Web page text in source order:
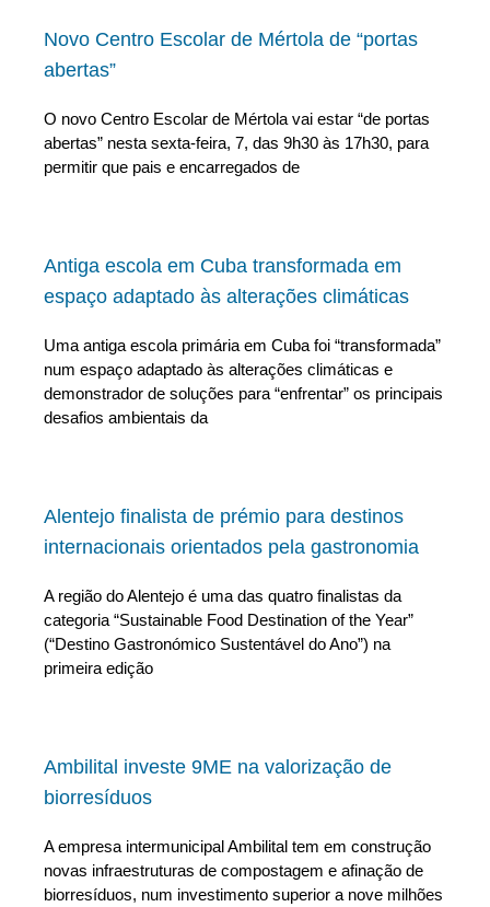
Novo Centro Escolar de Mértola de “portas
abertas”
O novo Centro Escolar de Mértola vai estar “de portas
abertas” nesta sexta-feira, 7, das 9h30 às 17h30, para
permitir que pais e encarregados de
Antiga escola em Cuba transformada em
espaço adaptado às alterações climáticas
Uma antiga escola primária em Cuba foi “transformada”
num espaço adaptado às alterações climáticas e
demonstrador de soluções para “enfrentar” os principais
desafios ambientais da
Alentejo finalista de prémio para destinos
internacionais orientados pela gastronomia
A região do Alentejo é uma das quatro finalistas da
categoria “Sustainable Food Destination of the Year”
(“Destino Gastronómico Sustentável do Ano”) na
primeira edição
Ambilital investe 9ME na valorização de
biorresíduos
A empresa intermunicipal Ambilital tem em construção
novas infraestruturas de compostagem e afinação de
biorresíduos, num investimento superior a nove milhões